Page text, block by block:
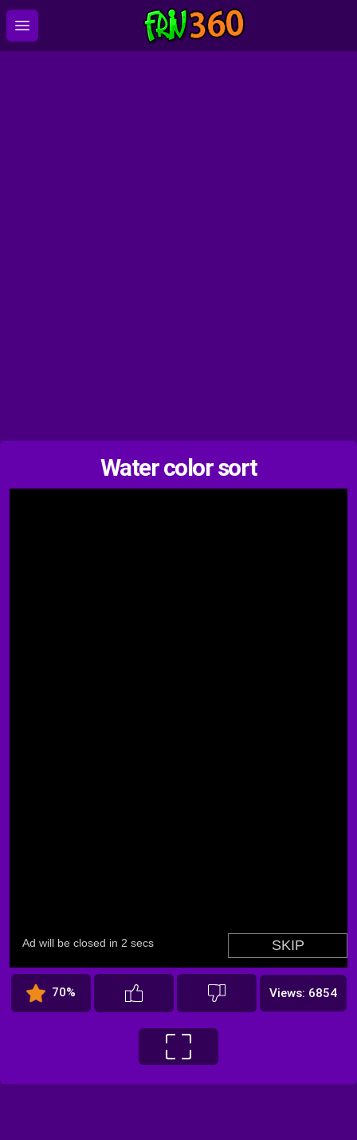
Open main menu
Water color sort
70% Views: 6854